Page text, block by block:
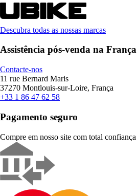
Descubra todas as nossas marcas
Assistência pós-venda na França
Contacte-nos
11 rue Bernard Maris
37270 Montlouis-sur-Loire, França
+33 1 86 47 62 58
Pagamento seguro
Compre em nosso site com total confiança